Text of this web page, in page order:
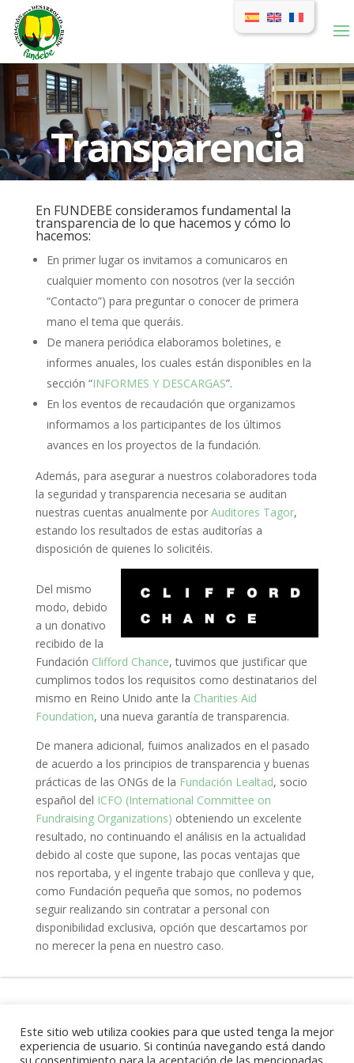
Transparencia
En FUNDEBE consideramos fundamental la
transparencia de lo que hacemos y cómo lo
hacemos:
En primer lugar os invitamos a comunicaros en
cualquier momento con nosotros (ver la sección
“Contacto”) para preguntar o conocer de primera
mano el tema que queráis.
De manera periódica elaboramos boletines, e
informes anuales, los cuales están disponibles en la
sección “INFORMES Y DESCARGAS”.
En los eventos de recaudación que organizamos
informamos a los participantes de los últimos
avances en los proyectos de la fundación.
Además, para asegurar a nuestros colaboradores toda
la seguridad y transparencia necesaria se auditan
nuestras cuentas anualmente por Auditores Tagor,
estando los resultados de estas auditorías a
disposición de quienes lo solicitéis.
Del mismo
modo, debido
a un donativo
recibido de la
Fundación Clifford Chance, tuvimos que justificar que
cumplimos todos los requisitos como destinatarios del
mismo en Reino Unido ante la Charities Aid
Foundation, una nueva garantía de transparencia.
De manera adicional, fuimos analizados en el pasado
de acuerdo a los principios de transparencia y buenas
prácticas de las ONGs de la Fundación Lealtad, socio
español del ICFO (International Committee on
Fundraising Organizations) obteniendo un excelente
resultado, no continuando el análisis en la actualidad
debido al coste que supone, las pocas ventajas que
nos reportaba, y el ingente trabajo que conlleva y que,
como Fundación pequeña que somos, no podemos
seguir realizando sin contratar a personal con
disponibilidad exclusiva, opción que descartamos por
no merecer la pena en nuestro caso.
Este sitio web utiliza cookies para que usted tenga la mejor
experiencia de usuario. Si continúa navegando está dando
su consentimiento para la aceptación de las mencionadas